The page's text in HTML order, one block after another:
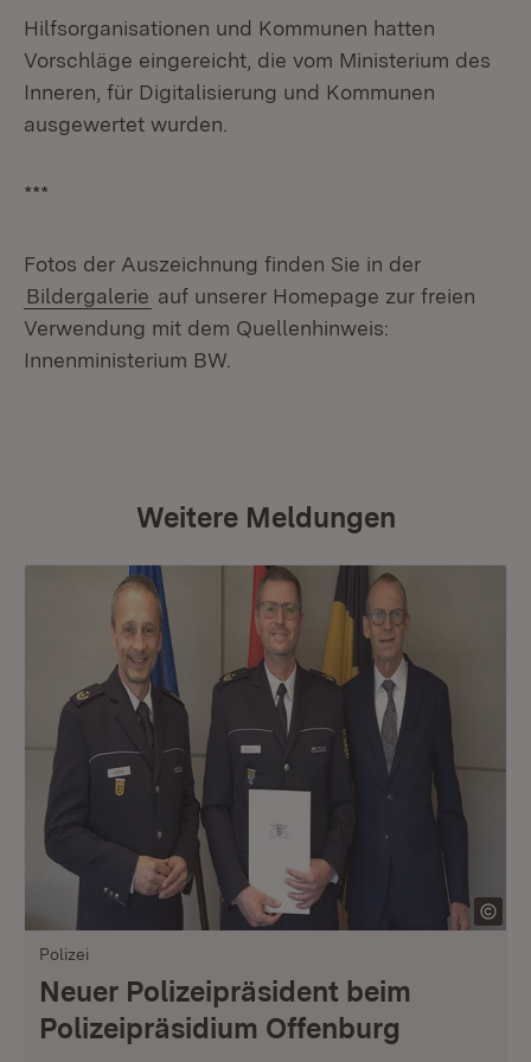
Hilfsorganisationen und Kommunen hatten
Vorschläge eingereicht, die vom Ministerium des
Inneren, für Digitalisierung und Kommunen
ausgewertet wurden.
***
Fotos der Auszeichnung finden Sie in der
Bildergalerie auf unserer Homepage zur freien
Verwendung mit dem Quellenhinweis:
Innenministerium BW.
Weitere Meldungen
Polizei
Neuer Polizeipräsident beim
Polizeipräsidium Offenburg